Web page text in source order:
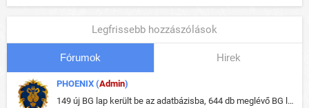
Legfrissebb hozzászólások
Fórumok Hirek
PHOENIX (Admin)
149 új BG lap került be az adatbázisba, 644 db meglévő BG lap módosult, bekerültek az új képek a megváltozott lapokhoz is.